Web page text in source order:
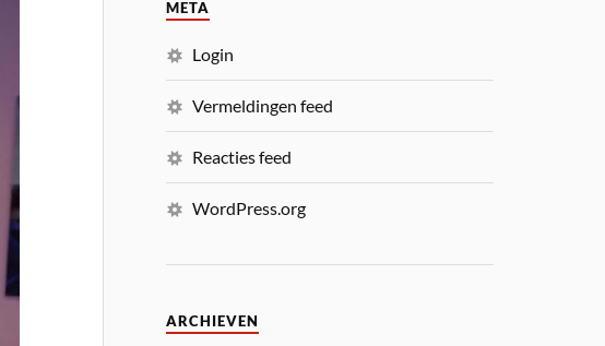
META
Login
Vermeldingen feed
Reacties feed
WordPress.org
ARCHIEVEN